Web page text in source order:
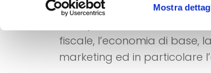
Mostra
Sono oramai molte le
fiscale, l’economia di base,
marketing ed in particolare